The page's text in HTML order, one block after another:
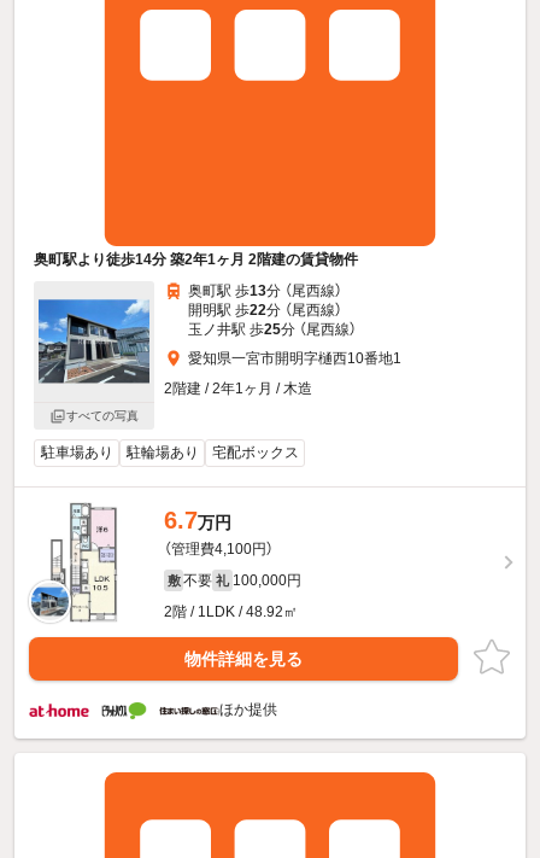
奥町駅より徒歩14分 築2年1ヶ月 2階建の賃貸物件
すべての写真
奥町駅 歩13分 （尾西線）
開明駅 歩22分 （尾西線）
玉ノ井駅 歩25分 （尾西線）
愛知県一宮市開明字樋西10番地1
2階建 / 2年1ヶ月 / 木造
駐車場あり 駐輪場あり 宅配ボックス
6.7万円
（管理費4,100円）
敷 不要 礼 100,000円
2階 / 1LDK / 48.92㎡
物件詳細を見る
ほか提供